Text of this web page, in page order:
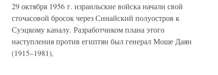
29 октября 1956 г. израильские войска начали свой
сточасовой бросок через Синайский полуостров к
Суэцкому каналу. Разработчиком плана этого
наступления против египтян был генерал Моше Даян
(1915–1981),